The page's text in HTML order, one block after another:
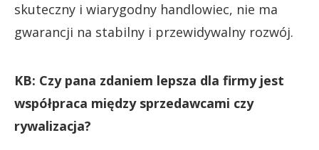
skuteczny i wiarygodny handlowiec, nie ma
gwarancji na stabilny i przewidywalny rozwój.
KB: Czy pana zdaniem lepsza dla firmy jest
współpraca między sprzedawcami czy
rywalizacja?